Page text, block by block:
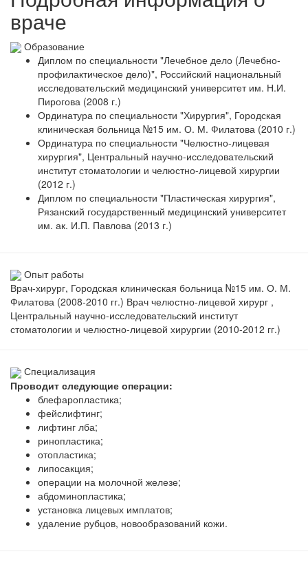
враче
Образование
Диплом по специальности "Лечебное дело (Лечебно-
профилактическое дело)", Российский национальный
исследовательский медицинский университет им. Н.И.
Пирогова (2008 г.)
Ординатура по специальности "Хирургия", Городская
клиническая больница №15 им. О. М. Филатова (2010 г.)
Ординатура по специальности "Челюстно-лицевая
хирургия", Центральный научно-исследовательский
институт стоматологии и челюстно-лицевой хирургии
(2012 г.)
Диплом по специальности "Пластическая хирургия",
Рязанский государственный медицинский университет
им. ак. И.П. Павлова (2013 г.)
Опыт работы
Врач-хирург, Городская клиническая больница №15 им. О. М.
Филатова (2008-2010 гг.) Врач челюстно-лицевой хирург ,
Центральный научно-исследовательский институт
стоматологии и челюстно-лицевой хирургии (2010-2012 гг.)
Специализация
Проводит следующие операции:
блефаропластика;
фейслифтинг;
лифтинг лба;
ринопластика;
отопластика;
липосакция;
операции на молочной железе;
абдоминопластика;
установка лицевых имплатов;
удаление рубцов, новообразований кожи.